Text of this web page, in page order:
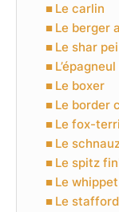
Le carlin
Le berger
Le shar pei
Le boxer
Le border
Le fox-
Le
Le spitz
Le whippet
Le